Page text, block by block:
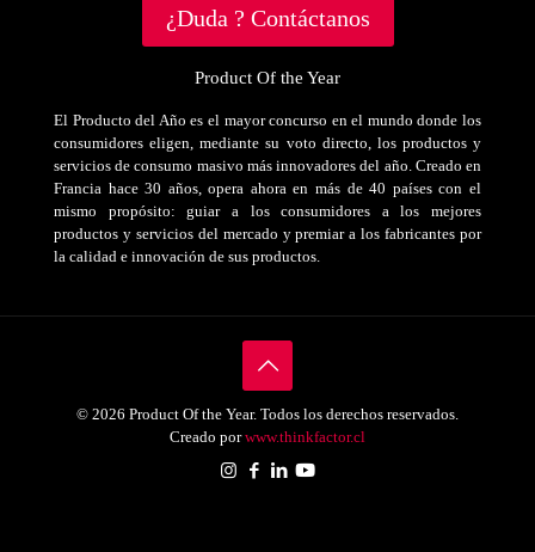
¿Duda ? Contáctanos
Product Of the Year
El Producto del Año es el mayor concurso en el mundo donde los
consumidores eligen, mediante su voto directo, los productos y
servicios de consumo masivo más innovadores del año. Creado en
Francia hace 30 años, opera ahora en más de 40 países con el
mismo propósito: guiar a los consumidores a los mejores
productos y servicios del mercado y premiar a los fabricantes por
la calidad e innovación de sus productos.
© 2026 Product Of the Year. Todos los derechos reservados.
Creado porwww.thinkfactor.cl